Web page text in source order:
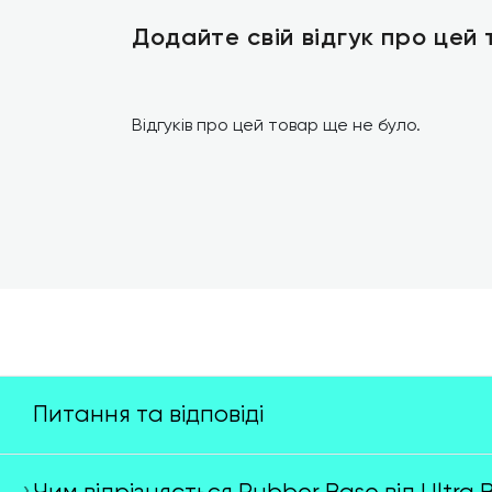
Додайте свій відгук про цей
Відгуків про цей товар ще не було.
Питання та відповіді